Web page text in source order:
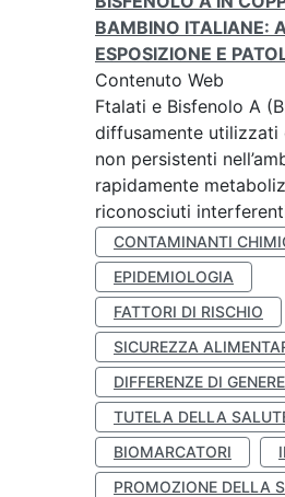
BAMBINO ITALIANE:
ESPOSIZIONE E
Contenuto Web
Ftalati e Bisfenolo A
diffusamente utilizzati
non persistenti
rapidamente
riconosciuti
CONTAMINANTI
EPIDEMIOLOGIA
FATTORI DI RISCHIO
SICUREZZA
DIFFERENZE DI GENERE
TUTELA DELLA
BIOMARCATORI
PROMOZIONE DELLA